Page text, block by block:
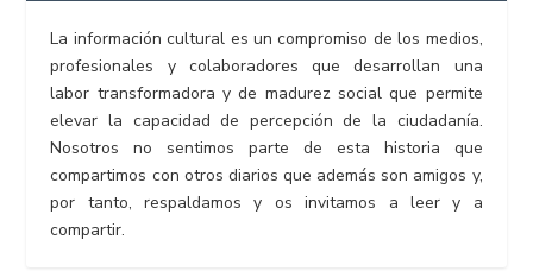
La información cultural es un compromiso de los medios,
profesionales y colaboradores que desarrollan una
labor transformadora y de madurez social que permite
elevar la capacidad de percepción de la ciudadanía.
Nosotros no sentimos parte de esta historia que
compartimos con otros diarios que además son amigos y,
por tanto, respaldamos y os invitamos a leer y a
compartir.